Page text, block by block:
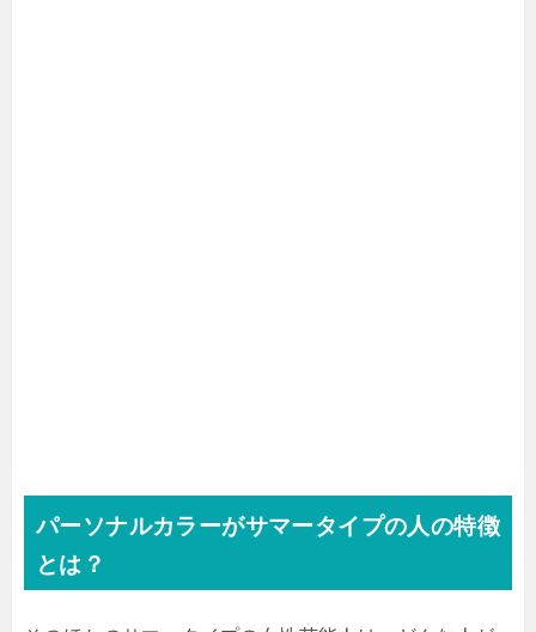
パーソナルカラーがサマータイプの人の特徴
とは？